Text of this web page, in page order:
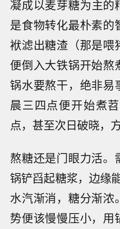
凝成以麦芽糖为主
是食物转化最朴素的
袱滤出糖渣（那是喂
便倒入大铁锅开始熬
锅水要熬干，绝非易
晨三四点便开始煮
点，甚至次日破晓，
熬糖还是门眼力活。
锅铲舀起糖浆，边缘
水汽渐消，糖分渐浓
势便该慢慢压小，用